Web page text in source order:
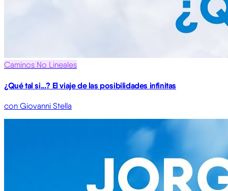
Caminos No Lineales
¿Qué tal si...? El viaje de las posibilidades infinitas
con Giovanni Stella